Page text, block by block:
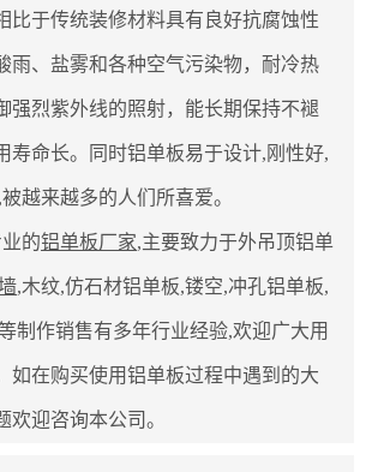
比于传统装修材料具有良好抗腐蚀性
雨、盐雾和各种空气污染物，耐冷热
强烈紫外线的照射，能长期保持不褪
寿命长。同时铝单板易于设计,刚性好,
越来越多的人们所喜爱。
的铝单板厂家,主要致力于外吊顶铝单
,木纹,仿石材铝单板,镂空,冲孔铝单板,
制作销售有多年行业经验,欢迎广大用
如在购买使用铝单板过程中遇到的大
欢迎咨询本公司。